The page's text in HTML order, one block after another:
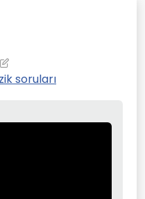
09:31
soruları